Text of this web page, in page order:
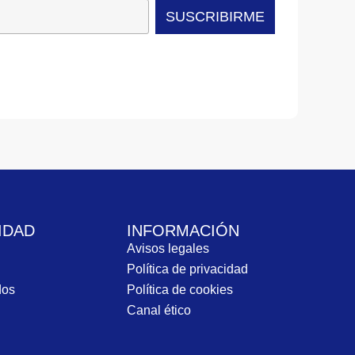
SUSCRIBIRME
INFORMACIÓN
Avisos legales
Política de privacidad
Política de cookies
Canal ético